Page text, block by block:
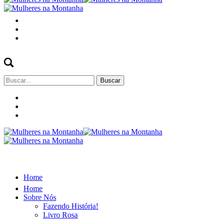
Buscar
por:
Home
Home
Sobre Nós
Fazendo História!
Livro Rosa